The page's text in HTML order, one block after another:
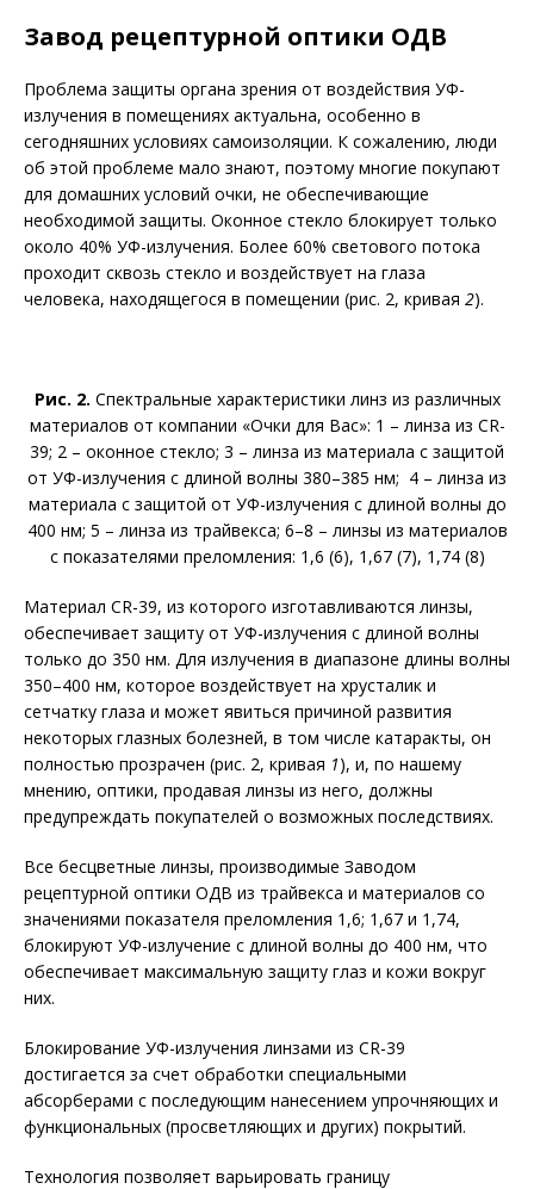
Завод рецептурной оптики ОДВ
Проблема защиты органа зрения от воздействия УФ-
излучения в помещениях актуальна, особенно в
сегодняшних условиях самоизоляции. К сожалению, люди
об этой проблеме мало знают, поэтому многие покупают
для домашних условий очки, не обеспечивающие
необходимой защиты. Оконное стекло блокирует только
около 40% УФ-излучения. Более 60% светового потока
проходит сквозь стекло и воздействует на глаза
человека, находящегося в помещении (рис. 2, кривая 2).
Рис. 2. Спектральные характеристики линз из различных
материалов от компании «Очки для Вас»: 1 – линза из CR-
39; 2 – оконное стекло; 3 – линза из материала с защитой
от УФ-излучения с длиной волны 380–385 нм; 4 – линза из
материала с защитой от УФ-излучения с длиной волны до
400 нм; 5 – линза из трайвекса; 6–8 – линзы из материалов
с показателями преломления: 1,6 (6), 1,67 (7), 1,74 (8)
Материал CR-39, из которого изготавливаются линзы,
обеспечивает защиту от УФ-излучения с длиной волны
только до 350 нм. Для излучения в диапазоне длины волны
350–400 нм, которое воздействует на хрусталик и
сетчатку глаза и может явиться причиной развития
некоторых глазных болезней, в том числе катаракты, он
полностью прозрачен (рис. 2, кривая 1), и, по нашему
мнению, оптики, продавая линзы из него, должны
предупреждать покупателей о возможных последствиях.
Все бесцветные линзы, производимые Заводом
рецептурной оптики ОДВ из трайвекса и материалов со
значениями показателя преломления 1,6; 1,67 и 1,74,
блокируют УФ-излучение с длиной волны до 400 нм, что
обеспечивает максимальную защиту глаз и кожи вокруг
них.
Блокирование УФ-излучения линзами из CR-39
достигается за счет обработки специальными
абсорберами с последующим нанесением упрочняющих и
функциональных (просветляющих и других) покрытий.
Технология позволяет варьировать границу